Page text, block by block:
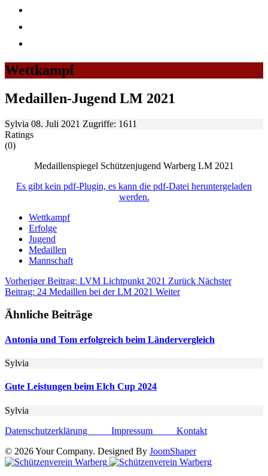
Wettkampf
Medaillen-Jugend LM 2021
Sylvia 08. Juli 2021 Zugriffe: 1611
Ratings
(0)
Medaillenspiegel Schützenjugend Warberg LM 2021
Es gibt kein pdf-Plugin, es kann die pdf-Datei heruntergeladen
werden.
Wettkampf
Erfolge
Jugend
Medaillen
Mannschaft
Vorheriger Beitrag: LVM Lichtpunkt 2021 Zurück Nächster
Beitrag: 24 Medaillen bei der LM 2021 Weiter
Ähnliche Beiträge
Antonia und Tom erfolgreich beim Ländervergleich
Sylvia
Gute Leistungen beim Elch Cup 2024
Sylvia
Datenschutzerklärung Impressum Kontakt
© 2026 Your Company. Designed By JoomShaper